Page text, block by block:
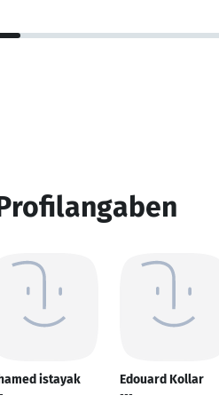
istayak Edouard Kollar
---